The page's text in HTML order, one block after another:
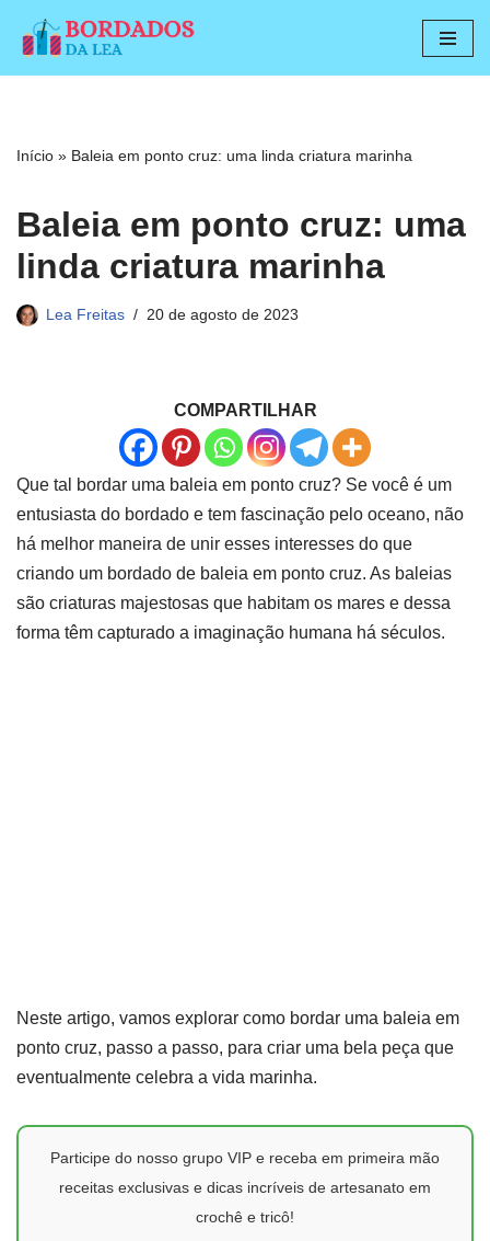
Pular
conteúdo
Início » Baleia em ponto cruz: uma linda criatura marinha
Baleia em ponto cruz: uma
linda criatura marinha
Lea Freitas 20 de agosto de 2023
COMPARTILHAR
Que tal bordar uma baleia em ponto cruz? Se você é um
entusiasta do bordado e tem fascinação pelo oceano, não
há melhor maneira de unir esses interesses do que
criando um bordado de baleia em ponto cruz. As baleias
são criaturas majestosas que habitam os mares e dessa
forma têm capturado a imaginação humana há séculos.
Neste artigo, vamos explorar como bordar uma baleia em
ponto cruz, passo a passo, para criar uma bela peça que
eventualmente celebra a vida marinha.
Participe do nosso grupo VIP e receba em primeira mão
receitas exclusivas e dicas incríveis de artesanato em
crochê e tricô!